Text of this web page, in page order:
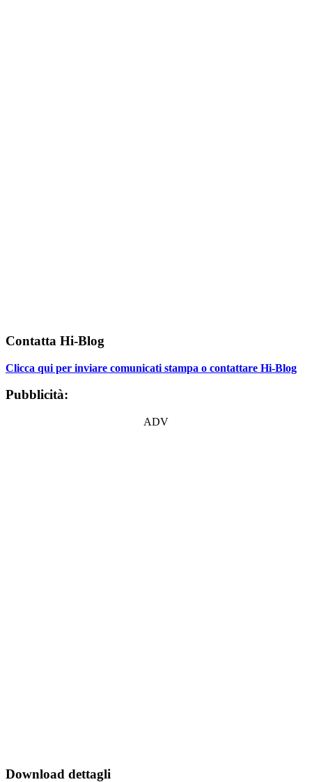
Contatta Hi-Blog
Clicca qui per inviare comunicati stampa o contattare Hi-Blog
Pubblicità:
ADV
Download dettagli